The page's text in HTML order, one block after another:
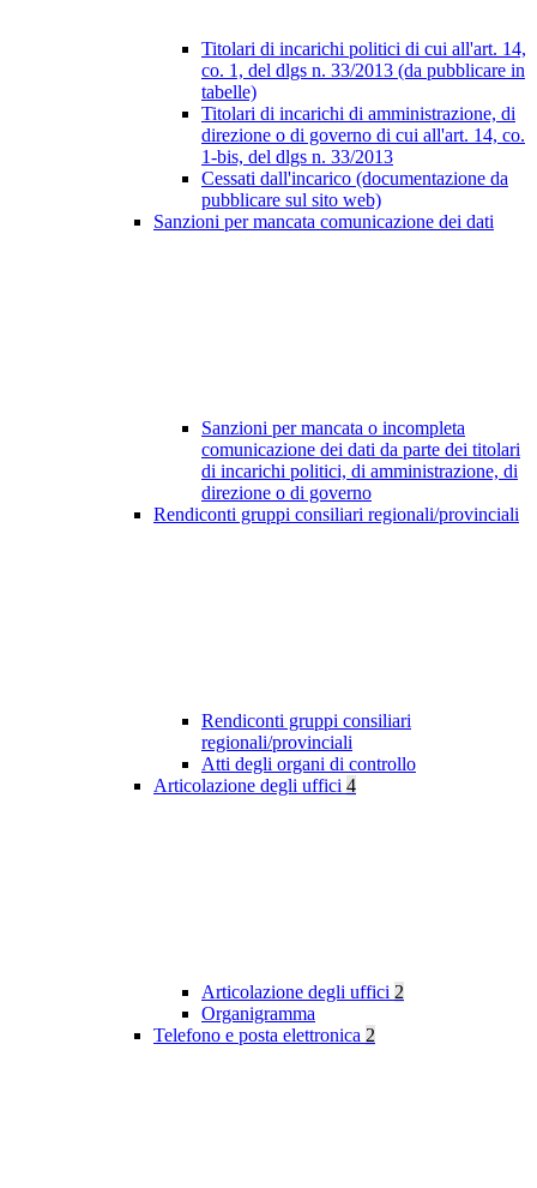
Titolari di incarichi politici di cui all'art. 14,
co. 1, del dlgs n. 33/2013 (da pubblicare in
tabelle)
Titolari di incarichi di amministrazione, di
direzione o di governo di cui all'art. 14, co.
1-bis, del dlgs n. 33/2013
Cessati dall'incarico (documentazione da
pubblicare sul sito web)
Sanzioni per mancata comunicazione dei dati
Sanzioni per mancata o incompleta
comunicazione dei dati da parte dei titolari
di incarichi politici, di amministrazione, di
direzione o di governo
Rendiconti gruppi consiliari regionali/provinciali
Rendiconti gruppi consiliari
regionali/provinciali
Atti degli organi di controllo
Articolazione degli uffici 4
Articolazione degli uffici 2
Organigramma
Telefono e posta elettronica 2